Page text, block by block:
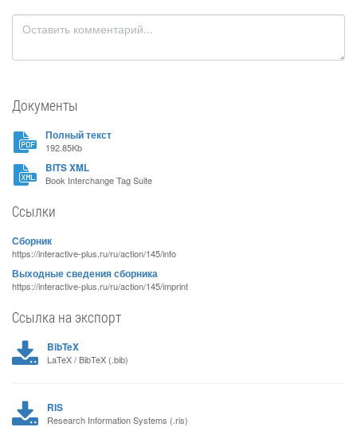
Документы
Полный текст
192.85Kb
BITS XML
Book Interchange Tag Suite
Ссылки
Сборник
https://interactive-plus.ru/ru/action/145/info
Выходные сведения сборника
https://interactive-plus.ru/ru/action/145/imprint
Ссылка на экспорт
BibTeX
LaTeX / BibTeX (.bib)
RIS
Research Information Systems (.ris)